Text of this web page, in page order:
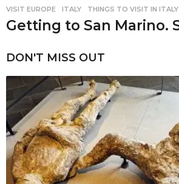
VISIT EUROPE ITALY ,THINGS TO VISIT IN ITALY
Getting to San Marino.
DON'T MISS OUT